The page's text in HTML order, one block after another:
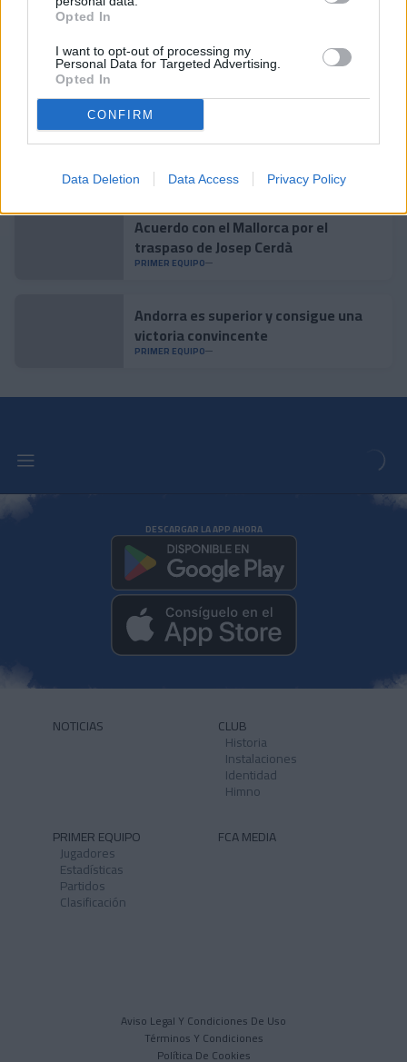
Opted In
I want to opt-out of processing my
Personal Data for Targeted Advertising.
Opted In
CONFIRM
Data Deletion Data Access Privacy Policy
Accidente para cerrar la
pretemporada
Enes Sali, talento joven para el
PRIMER EQUIPO
Acuerdo con el Mallorca por el
traspaso de Josep Cerdà
PRIMER EQUIPO
Andorra es superior y consigue una
victoria convincente
PRIMER EQUIPO
DESCARGAR LA APP AHORA
NOTICIAS CLUB
Historia
Instalaciones
Identidad
Himno
PRIMER EQUIPO
Jugadores
Estadísticas
Partidos
Clasificación
FCA MEDIA
Aviso Legal Y Condiciones De Uso
Términos Y Condiciones
Política De Cookies